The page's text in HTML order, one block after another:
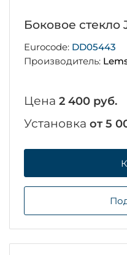
Боковое стекло
Eurocode: DD05443
Производитель:
Цена 2 400 руб.
Установка от 5